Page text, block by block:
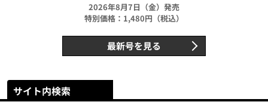
2026年8月7日（金）発売
特別価格：1,480円（税込）
最新号を見る
サイト内検索